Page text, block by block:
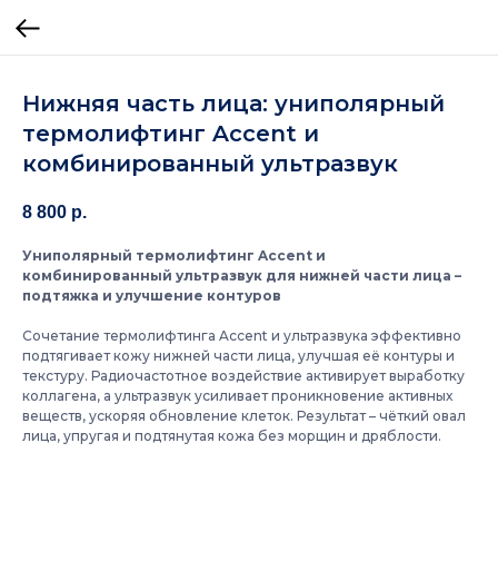
Нижняя часть лица: униполярный
термолифтинг Accent и
комбинированный ультразвук
8 800 р.
Униполярный термолифтинг Accent и
комбинированный ультразвук для нижней части лица –
подтяжка и улучшение контуров
Сочетание термолифтинга Accent и ультразвука эффективно
подтягивает кожу нижней части лица, улучшая её контуры и
текстуру. Радиочастотное воздействие активирует выработку
коллагена, а ультразвук усиливает проникновение активных
веществ, ускоряя обновление клеток. Результат – чёткий овал
лица, упругая и подтянутая кожа без морщин и дряблости.